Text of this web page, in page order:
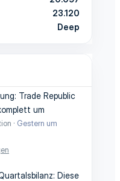
23.120
Deep
Trade Republic
um
Gestern um
Diese